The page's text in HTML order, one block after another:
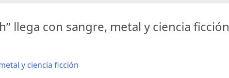
llega con sangre, metal y ciencia ficción